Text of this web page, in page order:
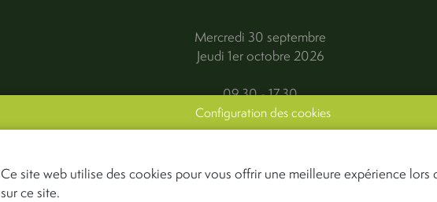
Mercredi 30 septembre
Jeudi 1er octobre 2026
09.30 - 17.30
Kortrijk Xpo, Kortrijk (Courtrai, Belgique)
Configuration des cookies
Ce site web utilise des cookies pour vous offrir une meilleure expérience lors
sur ce site.